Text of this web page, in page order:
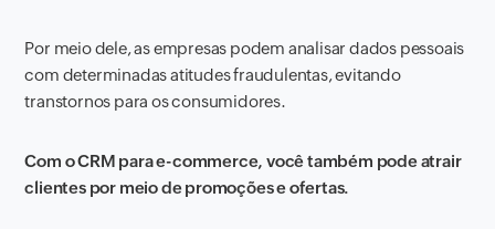
Por meio dele, as empresas podem analisar dados pessoais
com determinadas atitudes fraudulentas, evitando
transtornos para os consumidores.
Com o CRM para e-commerce, você também pode atrair
clientes por meio de promoções e ofertas.